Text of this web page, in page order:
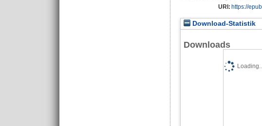
URI: https://
Download-Statistik
Downloads